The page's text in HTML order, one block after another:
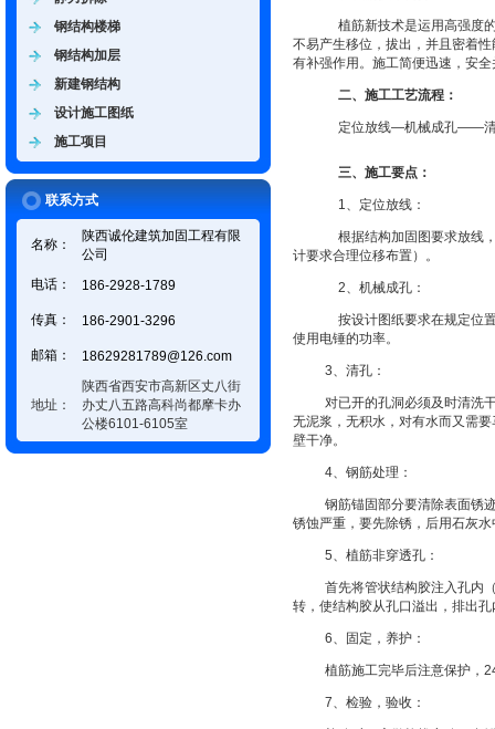
钢结构楼梯
钢结构加层
新建钢结构
设计施工图纸
施工项目
联系方式
名称：
陕西诚伦建筑加固工程有限
公司
电话：
186-2928-1789
传真： 186-2901-3296
邮箱： 18629281789@126.com
地址：
陕西省西安市高新区丈八街
办丈八五路高科尚都摩卡办
公楼6101-6105室
植筋新技术是运用高强度
不易产生移位，拔出，并且密着
有补强作用。施工简便迅速，安
二、施工工艺流程：
定位放线—机械成孔——
三、施工要点：
1、定位放线：
根据结构加固图要求放线
计要求合理位移布置）。
2、机械成孔：
按设计图纸要求在规定位
使用电锤的功率。
3、清孔：
对已开的孔洞必须及时清洗
无泥浆，无积水，对有水而又需
壁干净。
4、钢筋处理：
钢筋锚固部分要清除表面锈
锈蚀严重，要先除锈，后用石灰
5、植筋非穿透孔：
首先将管状结构胶注入孔内
转，使结构胶从孔口溢出，排出
6、固定，养护：
植筋施工完毕后注意保护，
7、检验，验收：